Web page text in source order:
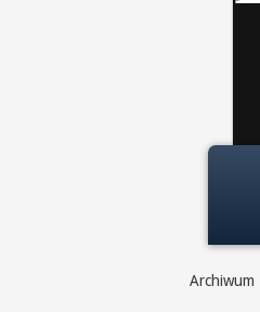
Archiwum